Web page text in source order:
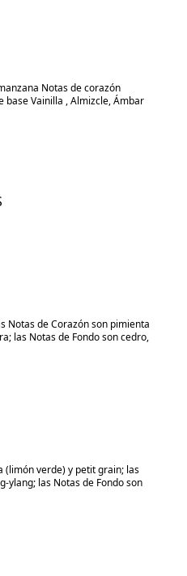
Notas de corazón
base Vainilla , Almizcle, Ámbar
Notas de Corazón son pimienta
las Notas de Fondo son cedro,
(limón verde) y petit grain; las
ylang; las Notas de Fondo son